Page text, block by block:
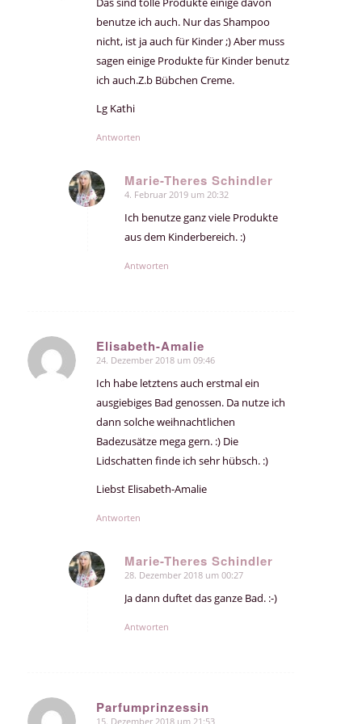
benutze ich auch. Nur das Shampoo
nicht, ist ja auch für Kinder ;) Aber muss
sagen einige Produkte für Kinder benutz
ich auch.Z.b Bübchen Creme.
Lg Kathi
Antworten
Marie-Theres Schindler
sagte:
4. Februar 2019 um 20:32
Ich benutze ganz viele Produkte
aus dem Kinderbereich. :)
Antworten
Elisabeth-Amalie
sagte:
24. Dezember 2018 um 09:46
Ich habe letztens auch erstmal ein
ausgiebiges Bad genossen. Da nutze ich
dann solche weihnachtlichen
Badezusätze mega gern. :) Die
Lidschatten finde ich sehr hübsch. :)
Liebst Elisabeth-Amalie
Antworten
Marie-Theres Schindler
sagte:
28. Dezember 2018 um 00:27
Ja dann duftet das ganze Bad. :-)
Antworten
Parfumprinzessin
15. Dezember 2018 um 21:53